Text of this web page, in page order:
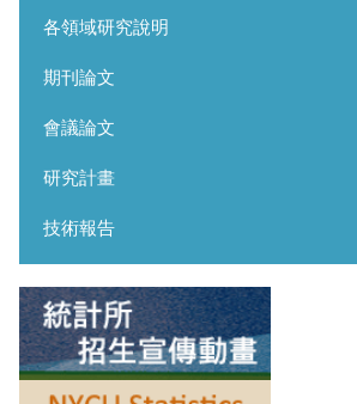
各領域研究說明
期刊論文
會議論文
研究計畫
技術報告